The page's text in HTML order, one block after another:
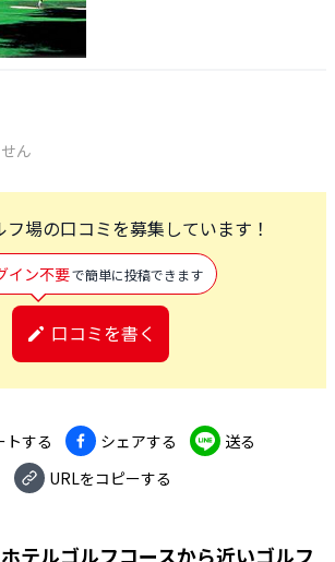
ん
フ場の口コミを募集しています！
イン不要で簡単に投稿できます
口コミを書く
トする シェアする
送る
URLをコピーする
テルゴルフコースから近いゴルフ